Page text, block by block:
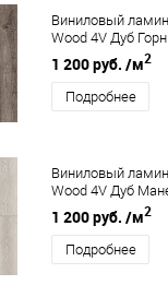
Виниловый
Wood 4V Дуб
1 200 руб. /м2
Подробнее
Виниловый
Wood 4V Дуб
1 200 руб. /м2
Подробнее